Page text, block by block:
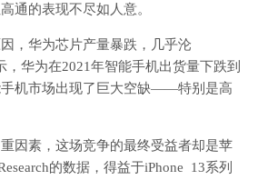
的表现不尽如人意。
，华为芯片产量暴跌，几乎沦
，华为在2021年智能手机出货量下跌到
机市场出现了巨大空缺——特别是高
因素，这场竞争的最终受益者却是苹
的数据，得益于iPhone 13系列